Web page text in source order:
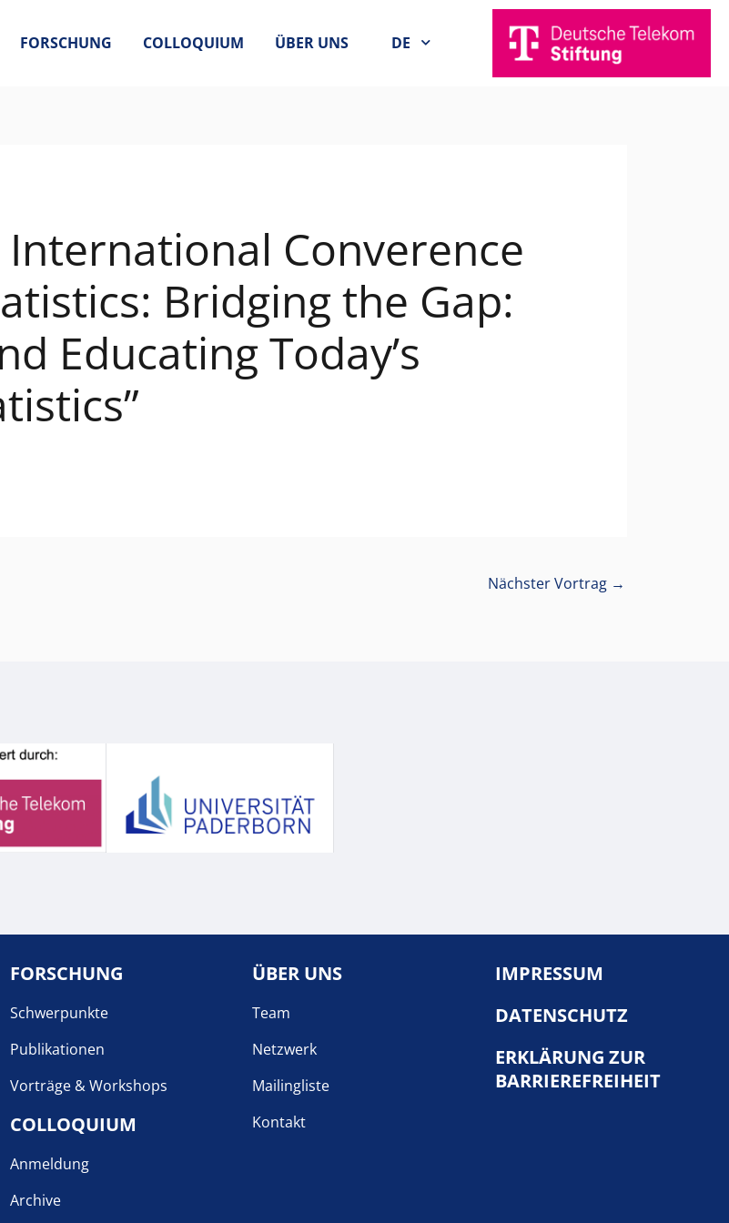
FORSCHUNG COLLOQUIUM ÜBER UNS DE
International Converence
Bridging the Gap:
Educating Today’s
Nächster Vortrag →
FORSCHUNG
Schwerpunkte
Publikationen
Vorträge & Workshops
COLLOQUIUM
Anmeldung
Archive
ÜBER UNS
Team
Netzwerk
Mailingliste
Kontakt
IMPRESSUM
DATENSCHUTZ
ERKLÄRUNG ZUR
BARRIEREFREIHEIT